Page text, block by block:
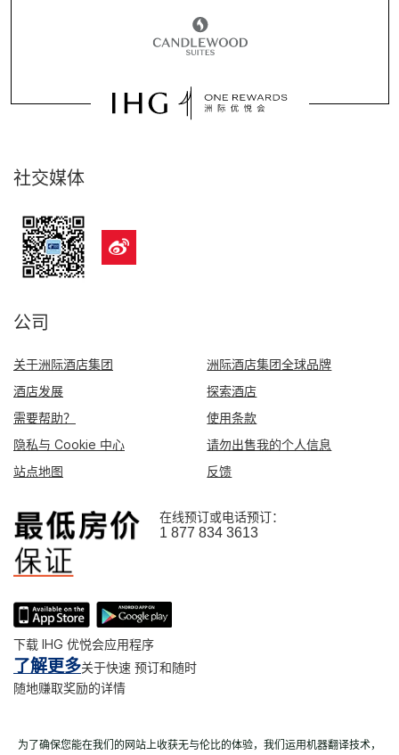
社交媒体
公司
关于洲际酒店集团
洲际酒店集团全球品牌
酒店发展
探索酒店
需要帮助？
使用条款
隐私与 Cookie 中心
请勿出售我的个人信息
站点地图
反馈
在线预订或电话预订：
1 877 834 3613
下载 IHG 优悦会应用程序
了解更多关于快速 预订和随时
随地赚取奖励的详情
为了确保您能在我们的网站上收获无与伦比的体验，我们运用机器翻译技术，